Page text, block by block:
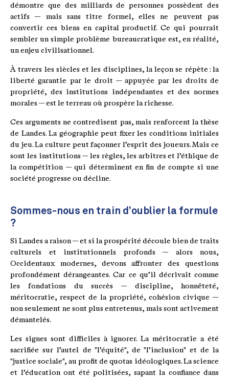
démontre que des milliards de personnes possèdent des
actifs — mais sans titre formel, elles ne peuvent pas
convertir ces biens en capital productif. Ce qui pourrait
sembler un simple problème bureaucratique est, en réalité,
un enjeu civilisationnel.
À travers les siècles et les disciplines, la leçon se répète : la
liberté garantie par le droit — appuyée par les droits de
propriété, des institutions indépendantes et des normes
morales — est le terreau où prospère la richesse.
Ces arguments ne contredisent pas, mais renforcent la thèse
de Landes. La géographie peut fixer les conditions initiales
du jeu. La culture peut façonner l’esprit des joueurs. Mais ce
sont les institutions — les règles, les arbitres et l’éthique de
la compétition — qui déterminent en fin de compte si une
société progresse ou décline.
Sommes-nous en train d’oublier la formule
?
Si Landes a raison — et si la prospérité découle bien de traits
culturels et institutionnels profonds — alors nous,
Occidentaux modernes, devons affronter des questions
profondément dérangeantes. Car ce qu’il décrivait comme
les fondations du succès — discipline, honnêteté,
méritocratie, respect de la propriété, cohésion civique —
non seulement ne sont plus entretenus, mais sont activement
démantelés.
Les signes sont difficiles à ignorer. La méritocratie a été
sacrifiée sur l’autel de "l’équité", de "l’inclusion" et de la
"justice sociale", au profit de quotas idéologiques. La science
et l’éducation ont été politisées, sapant la confiance dans